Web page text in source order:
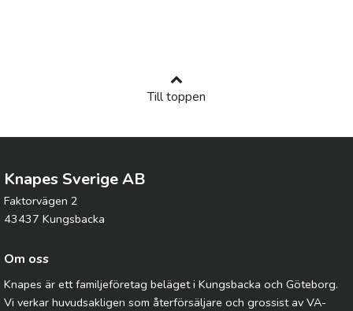
Till toppen
Knapes Sverige AB
Faktorvägen 2
43437 Kungsbacka
Om oss
Knapes är ett familjeföretag beläget i Kungsbacka och Göteborg.
Vi verkar huvudsakligen som återförsäljare och grossist av VA-